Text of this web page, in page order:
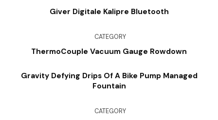
Giver Digitale Kalipre Bluetooth
CATEGORY
ThermoCouple Vacuum Gauge Rowdown
Gravity Defying Drips Of A Bike Pump Managed
Fountain
CATEGORY